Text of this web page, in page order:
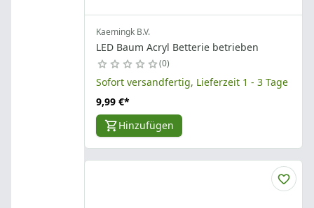
Kaemingk B.V.
LED Baum Acryl Betterie betrieben
0
Sofort versandfertig, Lieferzeit 1 - 3 Tage
9,99 €*
Hinzufügen